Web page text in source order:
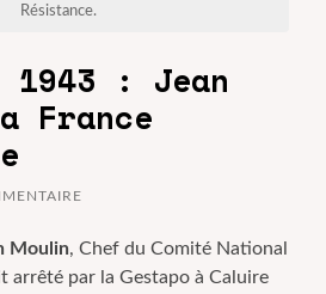
Résistance.
: Jean
France
Moulin, Chef du Comité National
arrêté par la Gestapo à Caluire